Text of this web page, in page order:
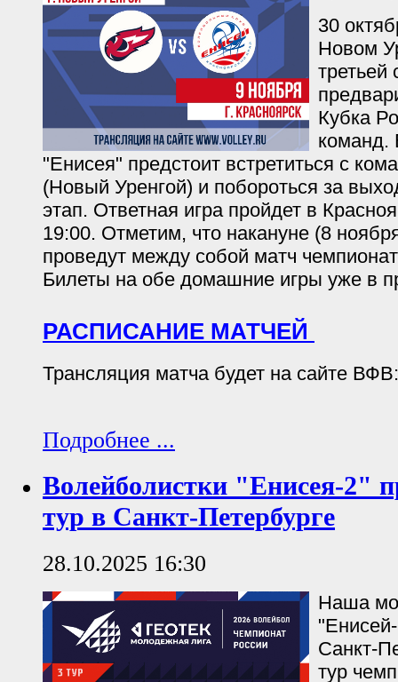
30
Новом
третьей
Кубка
команд.
"Енисея" предстоит встретиться с
(Новый Уренгой) и побороться за
этап. Ответная игра пройдет в
19:00. Отметим, что накануне (8
проведут между собой матч
Билеты на обе домашние игры уже в
РАСПИСАНИЕ МАТЧЕЙ
Трансляция матча будет на сайте
Подробнее ...
Волейболистки "Енисея-2"
тур в Санкт-Петербурге
28.10.2025 16:30
Наша
Санкт-
тур